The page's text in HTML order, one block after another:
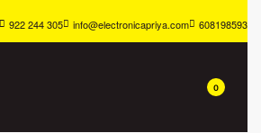
922 244 305 info@electronicapriya.com 608198593
0